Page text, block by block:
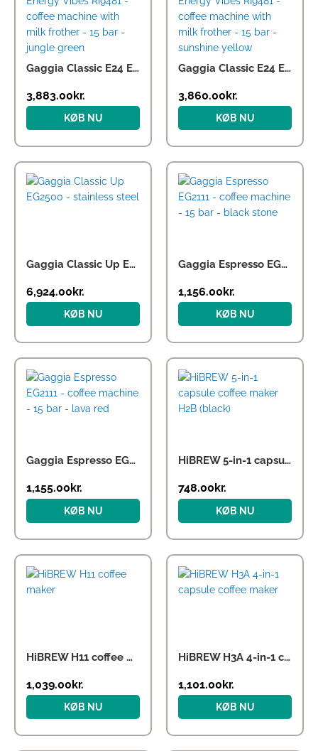
Gaggia Classic E24 Energy Vibes RI9481 – coffee machine with milk frother – 15 bar – jungle green
3,883.00kr.
KØB NU
Gaggia Classic E24 Energy Vibes RI9481 – coffee machine with milk frother – 15 bar – sunshine yellow
3,860.00kr.
KØB NU
Gaggia Classic Up EG2500 – stainless steel
6,924.00kr.
KØB NU
Gaggia Espresso EG2111 – coffee machine – 15 bar – black stone
1,156.00kr.
KØB NU
Gaggia Espresso EG2111 – coffee machine – 15 bar – lava red
1,155.00 kr.
KØB NU
HiBREW 5-in-1 capsule coffee maker H2B (black)
748.00 kr.
KØB NU
HiBREW H11 coffee maker
1,039.00kr.
KØB NU
HiBREW H3A 4-in-1 capsule coffee maker
1,101.00kr.
KØB NU